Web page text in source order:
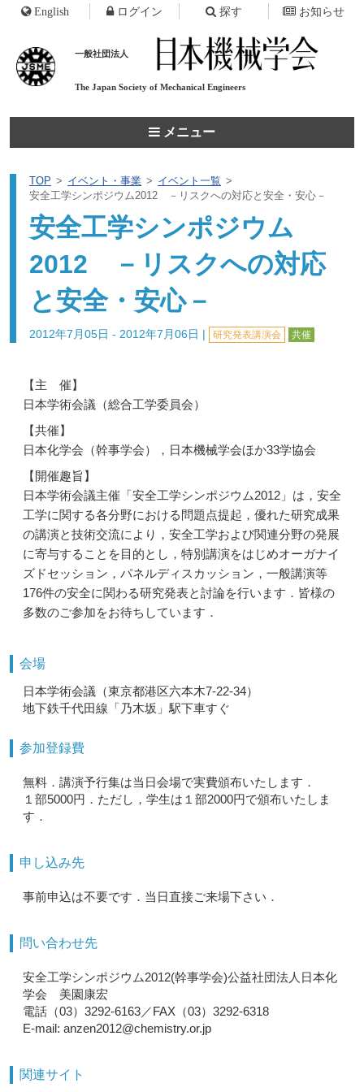
一般社団法人
The Japan Society of Mechanical Engineers
メニュー
English ログイン 探す お知らせ
TOP イベント・事業
イベント一覧
安全工学シンポジウム2012 －リスクへの対応と安全・安心－
安全工学シンポジウム
2012 －リスクへの対応
と安全・安心－
2012年7月05日 - 2012年7月06日 | 研究発表講演会 共催
【主 催】
日本学術会議（総合工学委員会）
【共催】
日本化学会（幹事学会），日本機械学会ほか33学協会
【開催趣旨】
日本学術会議主催「安全工学シンポジウム2012」は，安全
工学に関する各分野における問題点提起，優れた研究成果
の講演と技術交流により，安全工学および関連分野の発展
に寄与することを目的とし，特別講演をはじめオーガナイ
ズドセッション，パネルディスカッション，一般講演等
176件の安全に関わる研究発表と討論を行います．皆様の
多数のご参加をお待ちしています．
会場
日本学術会議（東京都港区六本木7-22-34）
地下鉄千代田線「乃木坂」駅下車すぐ
参加登録費
無料．講演予行集は当日会場で実費頒布いたします．
１部5000円．ただし，学生は１部2000円で頒布いたしま
す．
申し込み先
事前申込は不要です．当日直接ご来場下さい．
問い合わせ先
安全工学シンポジウム2012(幹事学会)公益社団法人日本化
学会 美園康宏
電話（03）3292-6163／FAX（03）3292-6318
E-mail: anzen2012@chemistry.or.jp
関連サイト